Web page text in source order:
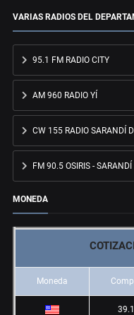
VARIAS RADIOS DEL
95.1 FM RADIO CITY
AM 960 RADIO YÍ
CW 155 RADIO SARANDÍ
FM 90.5 OSIRIS - SARANDÍ
MONEDA
Moneda
39.1